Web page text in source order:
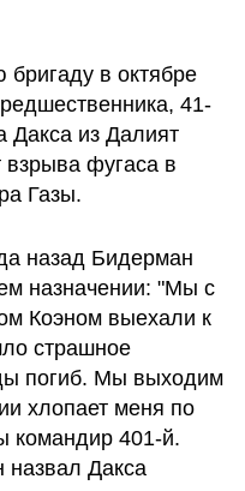
в октябре
41-
Дакса из Далият
взрыва фугаса в
Газы.
назад Бидерман
назначении: "Мы с
Коэном выехали к
страшное
погиб. Мы выходим
хлопает меня по
командир 401-й.
назвал Дакса